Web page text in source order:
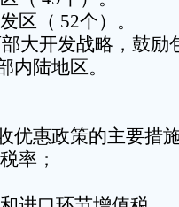
区（ 52个）。
大开发战略，鼓励
内陆地区。
优惠政策的主要措
率；